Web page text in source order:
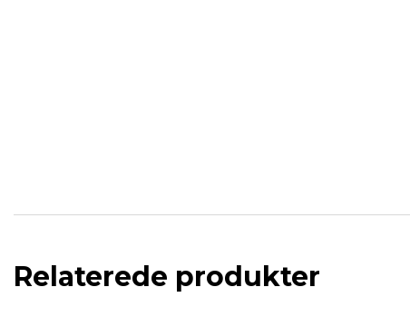
Relaterede produkter